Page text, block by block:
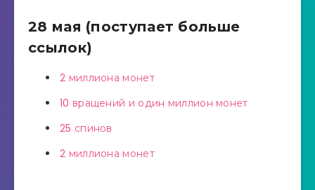
28 мая (поступает больше
ссылок)
2 миллиона монет
10 вращений и один миллион монет
25 спинов
2 миллиона монет